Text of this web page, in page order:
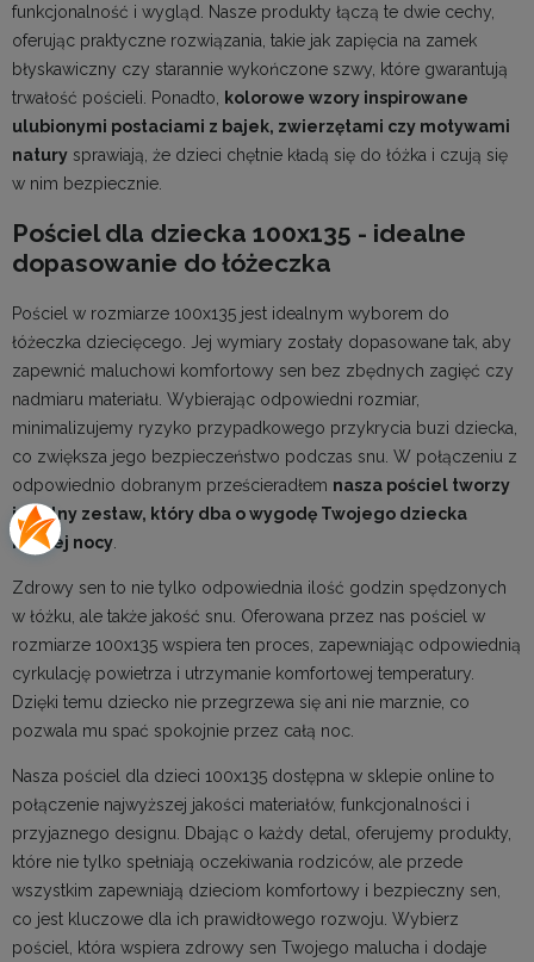
funkcjonalność i wygląd. Nasze produkty łączą te dwie cechy,
oferując praktyczne rozwiązania, takie jak zapięcia na zamek
błyskawiczny czy starannie wykończone szwy, które gwarantują
trwałość pościeli. Ponadto,
kolorowe wzory inspirowane
ulubionymi postaciami z bajek, zwierzętami czy motywami
natury sprawiają, że dzieci chętnie kładą się do łóżka i czują się
w nim bezpiecznie.
Pościel dla dziecka 100x135 - idealne
dopasowanie do łóżeczka
Pościel w rozmiarze 100x135 jest idealnym wyborem do
łóżeczka dziecięcego. Jej wymiary zostały dopasowane tak, aby
zapewnić maluchowi komfortowy sen bez zbędnych zagięć czy
nadmiaru materiału. Wybierając odpowiedni rozmiar,
minimalizujemy ryzyko przypadkowego przykrycia buzi dziecka,
co zwiększa jego bezpieczeństwo podczas snu. W połączeniu z
odpowiednio dobranym prześcieradłem nasza pościel tworzy
idealny zestaw, który dba o wygodę Twojego dziecka
każdej nocy
Zdrowy sen to nie tylko odpowiednia ilość godzin spędzonych
w łóżku, ale także jakość snu. Oferowana przez nas pościel w
rozmiarze 100x135 wspiera ten proces, zapewniając odpowiednią
cyrkulację powietrza i utrzymanie komfortowej temperatury.
Dzięki temu dziecko nie przegrzewa się ani nie marznie, co
pozwala mu spać spokojnie przez całą noc.
Nasza pościel dla dzieci 100x135 dostępna w sklepie online to
połączenie najwyższej jakości materiałów, funkcjonalności i
przyjaznego designu. Dbając o każdy detal, oferujemy produkty,
które nie tylko spełniają oczekiwania rodziców, ale przede
wszystkim zapewniają dzieciom komfortowy i bezpieczny sen,
co jest kluczowe dla ich prawidłowego rozwoju. Wybierz
pościel, która wspiera zdrowy sen Twojego malucha i dodaje